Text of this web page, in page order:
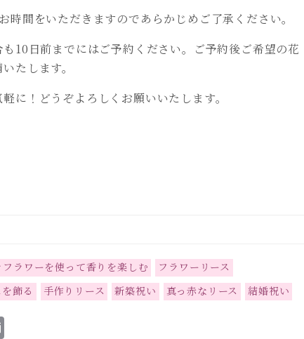
時間をいただきますのであらかじめご了承ください。
10日前までにはご予約ください。ご予約後ご希望の花
たします。
に！どうぞよろしくお願いいたします。
フラワーを使って香りを楽しむ
フラワーリース
飾る 手作りリース 新築祝い 真っ赤なリース 結婚祝い